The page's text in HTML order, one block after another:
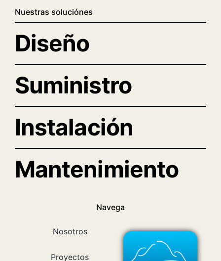
Nuestras soluciónes
Diseño
Suministro
Instalación
Mantenimiento
Navega
Nosotros
Proyectos